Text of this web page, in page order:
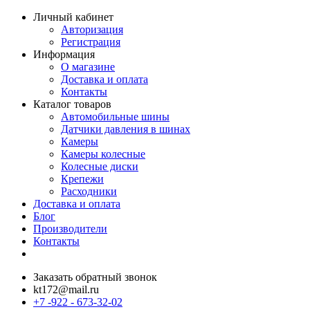
Личный кабинет
Авторизация
Регистрация
Информация
О магазине
Доставка и оплата
Контакты
Каталог товаров
Автомобильные шины
Датчики давления в шинах
Камеры
Камеры колесные
Колесные диски
Крепежи
Расходники
Доставка и оплата
Блог
Производители
Контакты
Заказать обратный звонок
kt172@mail.ru
+7 -922 - 673-32-02